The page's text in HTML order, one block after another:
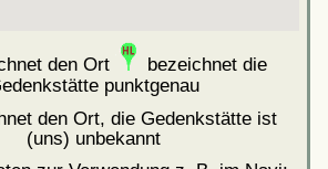
den Ort
bezeichnet die
punktgenau
den Ort, die Gedenkstätte ist
(uns) unbekannt